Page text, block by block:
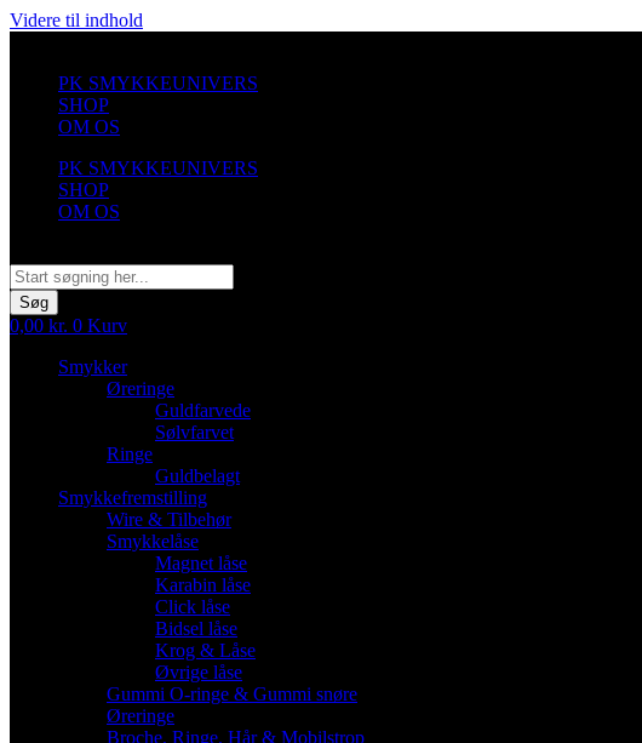
Videre til indhold
PK SMYKKEUNIVERS
SHOP
OM OS
PK SMYKKEUNIVERS
SHOP
OM OS
Søg
0,00 kr. 0 Kurv
Smykker
Øreringe
Guldfarvede
Sølvfarvet
Ringe
Guldbelagt
Smykkefremstilling
Wire & Tilbehør
Smykkelåse
Magnet låse
Karabin låse
Click låse
Bidsel låse
Krog & Låse
Øvrige låse
Gummi O-ringe & Gummi snøre
Øreringe
Broche, Ringe, Hår & Mobilstrop